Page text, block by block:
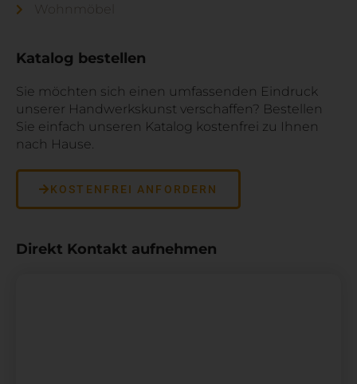
Wohnmöbel
Katalog bestellen
Sie möchten sich einen umfassenden Eindruck
unserer Handwerkskunst verschaffen? Bestellen
Sie einfach unseren Katalog kostenfrei zu Ihnen
nach Hause.
KOSTENFREI ANFORDERN
Direkt Kontakt aufnehmen